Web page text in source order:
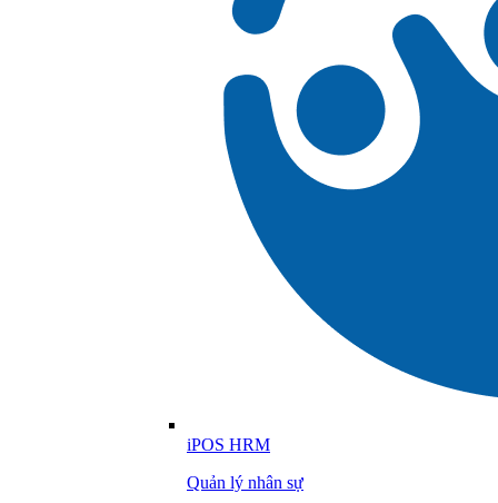
iPOS HRM
Quản lý nhân sự